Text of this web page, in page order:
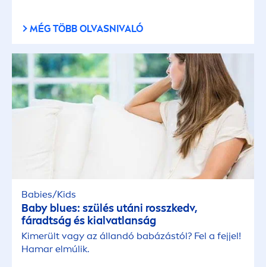
MÉG TÖBB OLVASNIVALÓ
Babies/Kids
Baby blues: szülés utáni rosszkedv,
fáradtság és kialvatlanság
Kimerült vagy az állandó babázástól? Fel a fejjel!
Hamar elmúlik.